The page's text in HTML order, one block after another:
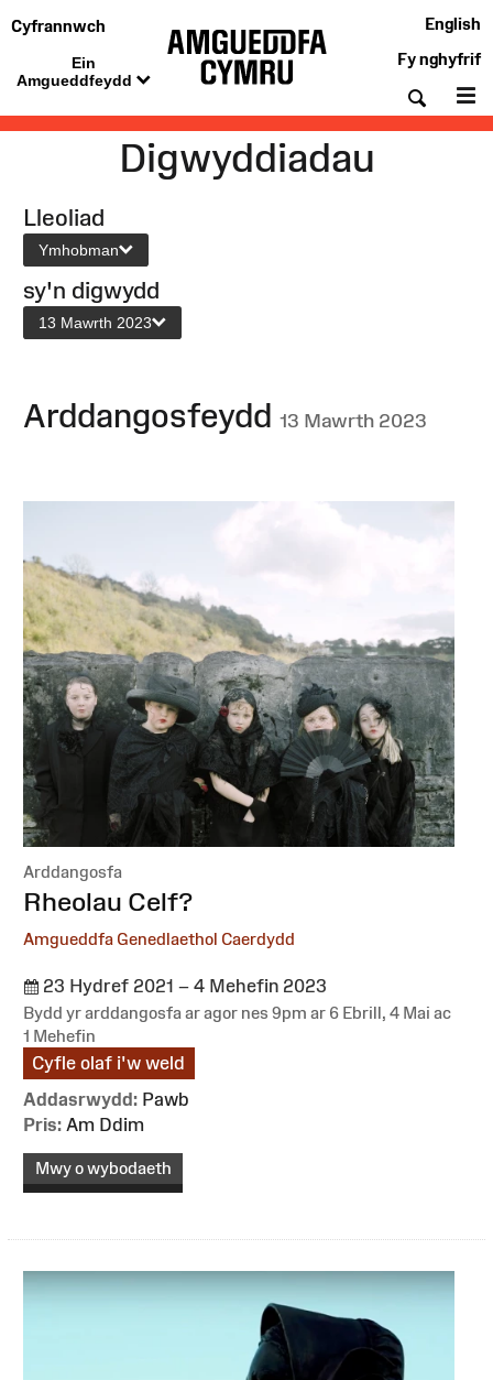
Cyfrannwch
Ein
Amgueddfeydd
English
Fy nghyfrif
Digwyddiadau
Lleoliad
Ymhobman
sy'n digwydd
13 Mawrth 2023
Arddangosfeydd 13 Mawrth 2023
Arddangosfa
:Rheolau Celf?
Amgueddfa Genedlaethol Caerdydd
23 Hydref 2021 – 4 Mehefin 2023
Bydd yr arddangosfa ar agor nes 9pm ar 6 Ebrill, 4 Mai ac
1 Mehefin
Cyfle olaf i'w weld
Addasrwydd: Pawb
Pris: Am Ddim
Mwy o wybodaeth